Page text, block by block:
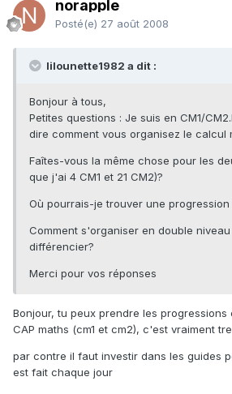
norapple
Posté(e) 27 août 2008
lilounette1982 a dit :
Bonjour à tous,
Petites questions : Je suis en CM1/
dire comment vous organisez le calcul
Faîtes-vous la même chose pour les
que j'ai 4 CM1 et 21 CM2)?
Où pourrais-je trouver une
Comment s'organiser en double
différencier?
Merci pour vos réponses
Bonjour, tu peux prendre les progressions
CAP maths (cm1 et cm2), c'est vraiment
par contre il faut investir dans les guides
est fait chaque jour